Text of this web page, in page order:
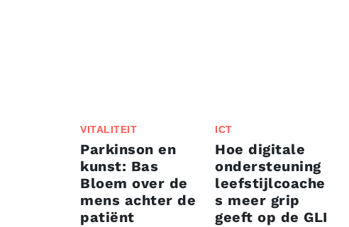
VITALITEIT
Parkinson en
kunst: Bas
Bloem over de
mens achter de
patiënt
ICT
Hoe digitale
ondersteuning
leefstijlcoache
s meer grip
geeft op de GLI